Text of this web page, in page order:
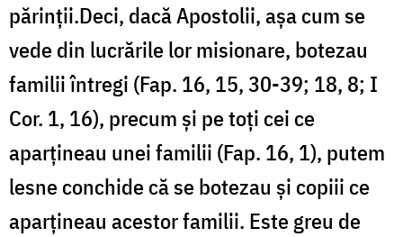
părinții.Deci, dacă Apostolii, așa cum se
vede din lucrările lor misionare, botezau
familii întregi (Fap. 16, 15, 30-39; 18, 8; I
Cor. 1, 16), precum și pe toți cei ce
aparțineau unei familii (Fap. 16, 1), putem
lesne conchide că se botezau și copiii ce
aparțineau acestor familii. Este greu de